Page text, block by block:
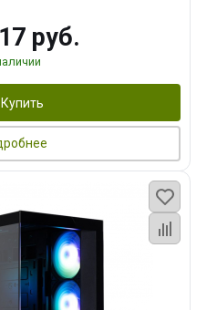
руб.
Купить